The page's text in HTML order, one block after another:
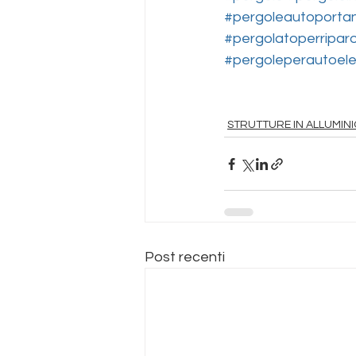
STRUTTURE IN
Post recenti